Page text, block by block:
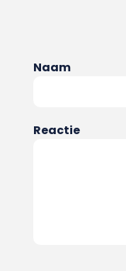
Naam
Reactie